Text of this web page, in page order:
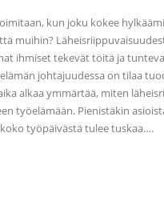
kun joku kokee
muihin?
ihmiset tekevät töitä ja
johtajuudessa on tilaa
alkaa ymmärtää, miten
työelämään. Pienistäkin
työpäivästä tulee tuskaa….